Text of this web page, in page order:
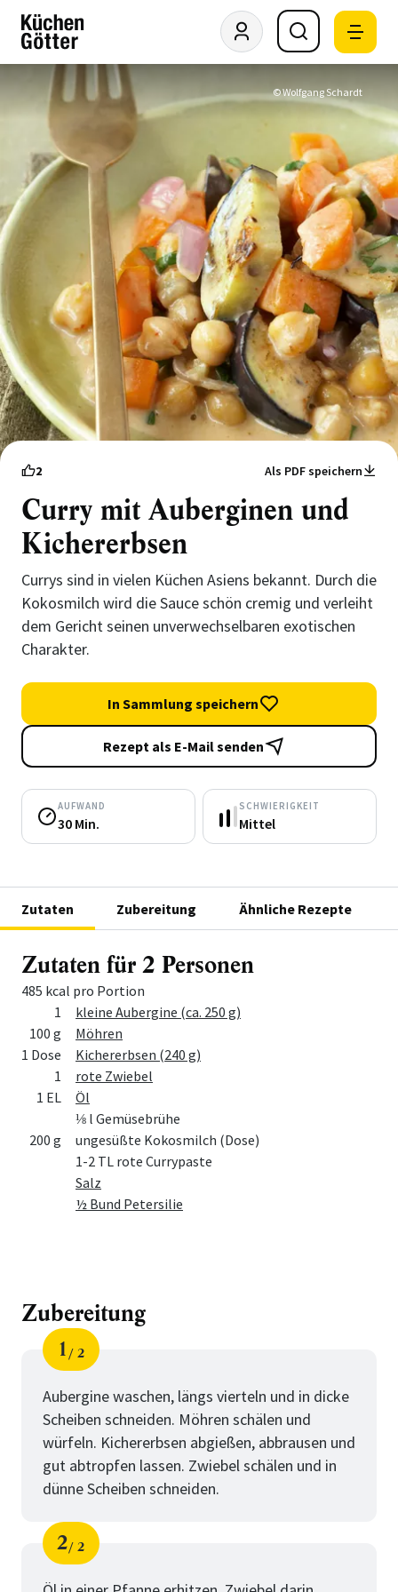
© Wolfgang Schardt
2 Als PDF speichern
Curry mit Auberginen und
Kichererbsen
Currys sind in vielen Küchen Asiens bekannt. Durch die
Kokosmilch wird die Sauce schön cremig und verleiht
dem Gericht seinen unverwechselbaren exotischen
Charakter.
In Sammlung speichern
Rezept als E-Mail senden
AUFWAND
30 Min.
SCHWIERIGKEIT
Mittel
Zutaten Zubereitung Ähnliche Rezepte
Zutaten für 2 Personen
485 kcal pro Portion
Menge Zutat
1
kleine Aubergine (ca. 250 g)
100 g
Möhren
1 Dose
Kichererbsen (240 g)
1
rote Zwiebel
1 EL
Öl
⅛ l Gemüsebrühe
200 g
ungesüßte Kokosmilch (Dose)
1-2 TL rote Currypaste
Salz
½ Bund Petersilie
Zubereitung
Schritt
1
von
2
Aubergine waschen, längs vierteln und in dicke
Scheiben schneiden. Möhren schälen und
würfeln. Kichererbsen abgießen, abbrausen und
gut abtropfen lassen. Zwiebel schälen und in
dünne Scheiben schneiden.
Schritt
2
von
2